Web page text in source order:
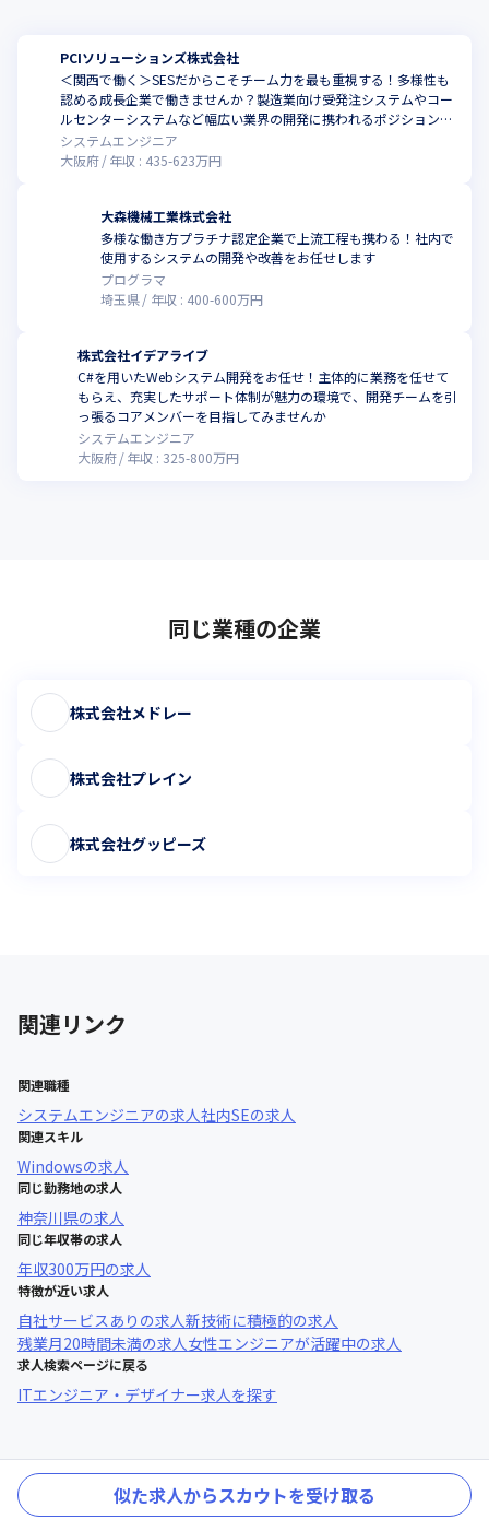
PCIソリューションズ株式会社
＜関西で働く＞SESだからこそチーム力を最も重視する！多様性も
認める成長企業で働きませんか？製造業向け受発注システムやコー
ルセンターシステムなど幅広い業界の開発に携われるポジション／
Web開発スキルを活かし、チームを牽引するリーダーとして新たな
キャリアも築ける
システムエンジニア
大阪府
年収 : 435-623万円
大森機械工業株式会社
多様な働き方プラチナ認定企業で上流工程も携わる！社内で
使用するシステムの開発や改善をお任せします
プログラマ
埼玉県
年収 : 400-600万円
株式会社イデアライブ
C#を用いたWebシステム開発をお任せ！主体的に業務を任せて
もらえ、充実したサポート体制が魅力の環境で、開発チームを引
っ張るコアメンバーを目指してみませんか
システムエンジニア
大阪府
年収 : 325-800万円
同じ業種の企業
株式会社メドレー
株式会社プレイン
株式会社グッピーズ
関連リンク
関連職種
システムエンジニアの求人社内SEの求人
関連スキル
Windowsの求人
同じ勤務地の求人
神奈川県の求人
同じ年収帯の求人
年収300万円の求人
特徴が近い求人
自社サービスあり の求人新技術に積極的の求人
残業月20時間未満の求人女性エンジニアが活躍中の求人
求人検索ページに戻る
ITエンジニア・デザイナー求人を探す
似た求人からスカウトを受け取る